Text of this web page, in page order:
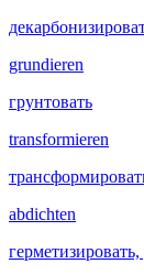
grundieren
грунтовать
transformieren
abdichten